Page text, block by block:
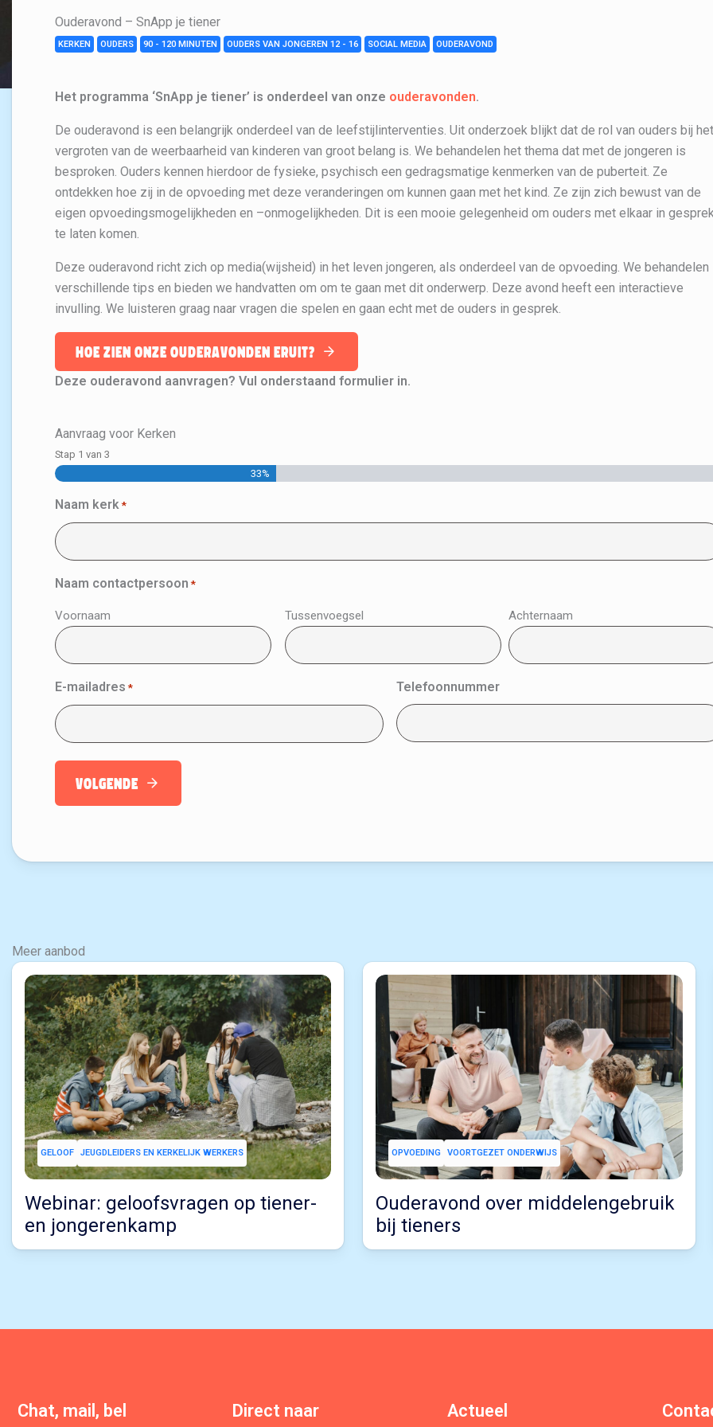
Ouderavond – SnApp je tiener
KERKEN OUDERS 90 - 120 MINUTEN OUDERS VAN JONGEREN 12 - 16 SOCIAL MEDIA OUDERAVOND
Het programma ‘SnApp je tiener’ is onderdeel van onze ouderavonden.
De ouderavond is een belangrijk onderdeel van de leefstijlinterventies. Uit onderzoek blijkt dat de rol van ouders bij
vergroten van de weerbaarheid van kinderen van groot belang is. We behandelen het thema dat met de jongeren is
besproken. Ouders kennen hierdoor de fysieke, psychisch een gedragsmatige kenmerken van de puberteit. Ze
ontdekken hoe zij in de opvoeding met deze veranderingen om kunnen gaan met het kind. Ze zijn zich bewust van de
eigen opvoedingsmogelijkheden en –onmogelijkheden. Dit is een mooie gelegenheid om ouders met elkaar in
te laten komen.
Deze ouderavond richt zich op media(wijsheid) in het leven jongeren, als onderdeel van de opvoeding. We behandelen
verschillende tips en bieden we handvatten om om te gaan met dit onderwerp. Deze avond heeft een interactieve
invulling. We luisteren graag naar vragen die spelen en gaan echt met de ouders in gesprek.
hoe zien onze ouderavonden eruit?
Deze ouderavond aanvragen? Vul onderstaand formulier in.
Aanvraag voor Kerken
Stap 1 van3
33%
Naam kerk *
Naam contactpersoon *
Voornaam Tussenvoegsel Achternaam
E-mailadres * Telefoonnummer
Volgende
Meer aanbod
GELOOF JEUGDLEIDERS EN KERKELIJK WERKERS
Webinar: geloofsvragen op tiener-
en jongerenkamp
OPVOEDING VOORTGEZET ONDERWIJS
Ouderavond over middelengebruik
bij tieners
Chat, mail, bel Direct naar Actueel